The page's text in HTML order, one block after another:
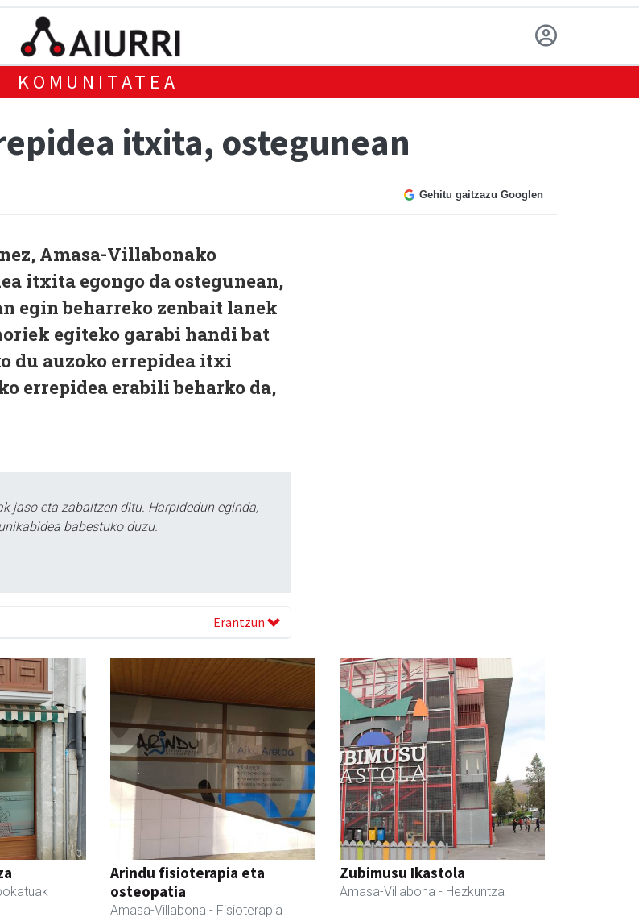
KOMUNITATEA
itxita, ostegunean
Gehitu gaitzazu Googlen
Amasa-Villabonako
itxita egongo da ostegunean,
egin beharreko zenbait lanek
egiteko garabi handi bat
du auzoko errepidea itxi
errepidea erabili beharko da,
jaso eta zabaltzen ditu. Harpidedun eginda,
babestuko duzu.
Erantzun
Arindu fisioterapia eta
osteopatia
Amasa-Villabona - Fisioterapia
Zubimusu Ikastola
Amasa-Villabona - Hezkuntza